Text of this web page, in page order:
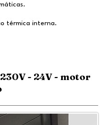
térmica interna.
- 24V - motor